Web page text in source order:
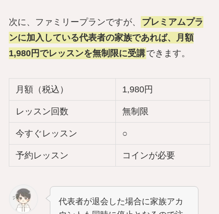
次に、ファミリープランですが、
プレミアムプラ
ンに加入している代表者の家族であれば、月額
1,980円でレッスンを無制限に受講できます。
月額（税込） 1,980円
レッスン回数 無制限
今すぐレッスン ○
予約レッスン コインが必要
代表者が退会した場合に家族アカ